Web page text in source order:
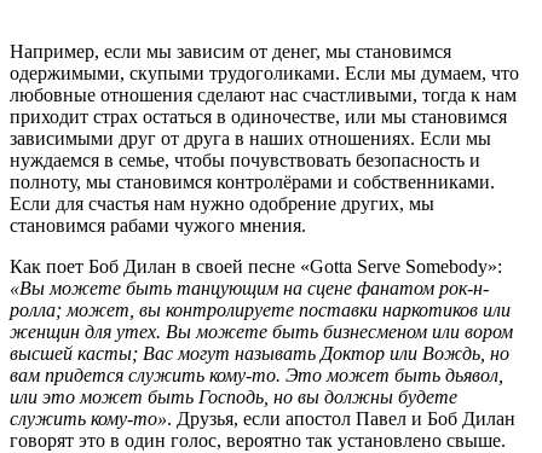
Например, если мы зависим от денег, мы становимся
одержимыми, скупыми трудоголиками. Если мы думаем, что
любовные отношения сделают нас счастливыми, тогда к нам
приходит страх остаться в одиночестве, или мы становимся
зависимыми друг от друга в наших отношениях. Если мы
нуждаемся в семье, чтобы почувствовать безопасность и
полноту, мы становимся контролёрами и собственниками.
Если для счастья нам нужно одобрение других, мы
становимся рабами чужого мнения.
Как поет Боб Дилан в своей песне «Gotta Serve Somebody»:
«Вы можете быть танцующим на сцене фанатом рок-н-
ролла; может, вы контролируете поставки наркотиков или
женщин для утех. Вы можете быть бизнесменом или вором
высшей касты; Вас могут называть Доктор или Вождь, но
вам придется служить кому-то. Это может быть дьявол,
или это может быть Господь, но вы должны будете
служить кому-то». Друзья, если апостол Павел и Боб Дилан
говорят это в один голос, вероятно так установлено свыше.